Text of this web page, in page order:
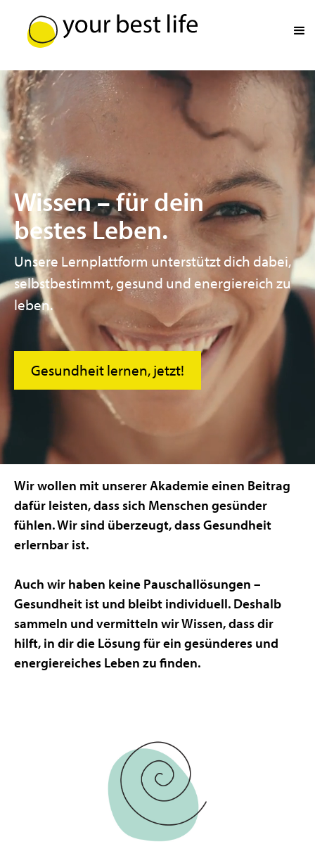
Wissen–für dein
bestes Leben.
Unsere Lernplattform unterstützt dich dabei,
selbstbestimmt, gesund und energiereich zu
leben.
Gesundheit lernen, jetzt!
Wir wollen mit unserer Akademie einen Beitrag
dafür leisten, dass sich Menschen gesünder
fühlen. Wir sind überzeugt, dass Gesundheit
erlernbar ist.
Auch wir haben keine Pauschallösungen –
Gesundheit ist und bleibt individuell. Deshalb
sammeln und vermitteln wir Wissen, dass dir
hilft, in dir die Lösung für ein gesünderes und
energiereiches Leben zu finden.